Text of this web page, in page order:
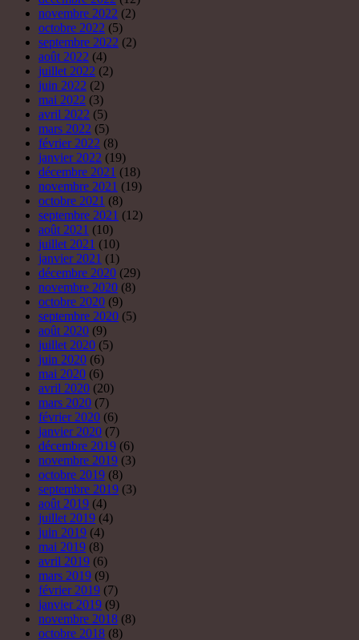
novembre 2022 (2)
octobre 2022 (5)
septembre 2022 (2)
août 2022 (4)
juillet 2022 (2)
juin 2022 (2)
mai 2022 (3)
avril 2022 (5)
mars 2022 (5)
février 2022 (8)
janvier 2022 (19)
décembre 2021 (18)
novembre 2021 (19)
octobre 2021 (8)
septembre 2021 (12)
août 2021 (10)
juillet 2021 (10)
janvier 2021 (1)
décembre 2020 (29)
novembre 2020 (8)
octobre 2020 (9)
septembre 2020 (5)
août 2020 (9)
juillet 2020 (5)
juin 2020 (6)
mai 2020 (6)
avril 2020 (20)
mars 2020 (7)
février 2020 (6)
janvier 2020 (7)
décembre 2019 (6)
novembre 2019 (3)
octobre 2019 (8)
septembre 2019 (3)
août 2019 (4)
juillet 2019 (4)
juin 2019 (4)
mai 2019 (8)
avril 2019 (6)
mars 2019 (9)
février 2019 (7)
janvier 2019 (9)
novembre 2018 (8)
octobre 2018 (8)